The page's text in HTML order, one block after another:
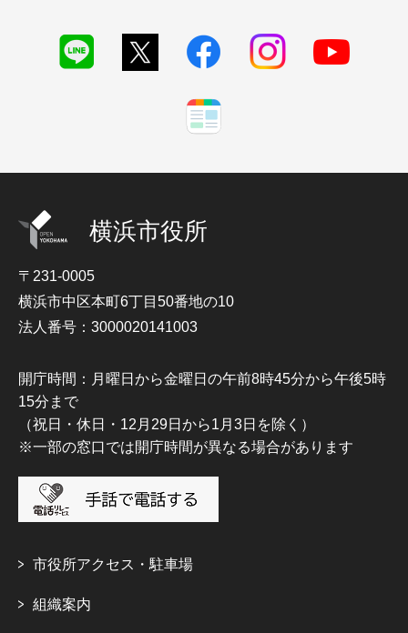
横浜市役所
〒231-0005
横浜市中区本町6丁目50番地の10
法人番号：3000020141003
開庁時間：月曜日から金曜日の午前8時45分から午後5時
15分まで
（祝日・休日・12月29日から1月3日を除く）
※一部の窓口では開庁時間が異なる場合があります
市役所アクセス・駐車場
組織案内